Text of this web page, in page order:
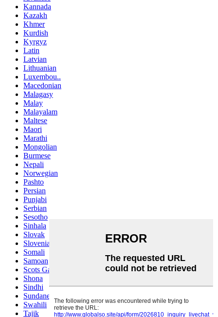
Kannada
Kazakh
Khmer
Kurdish
Kyrgyz
Latin
Latvian
Lithuanian
Luxembou..
Macedonian
Malagasy
Malay
Malayalam
Maltese
Maori
Marathi
Mongolian
Burmese
Nepali
Norwegian
Pashto
Persian
Punjabi
Serbian
Sesotho
Sinhala
Slovak
Slovenian
Somali
Samoan
Scots Gaelic
Shona
Sindhi
Sundanese
Swahili
Tajik